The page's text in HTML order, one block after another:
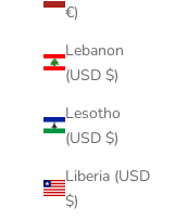
€)
Lebanon
(USD $)
Lesotho
(USD $)
Liberia (USD
$)